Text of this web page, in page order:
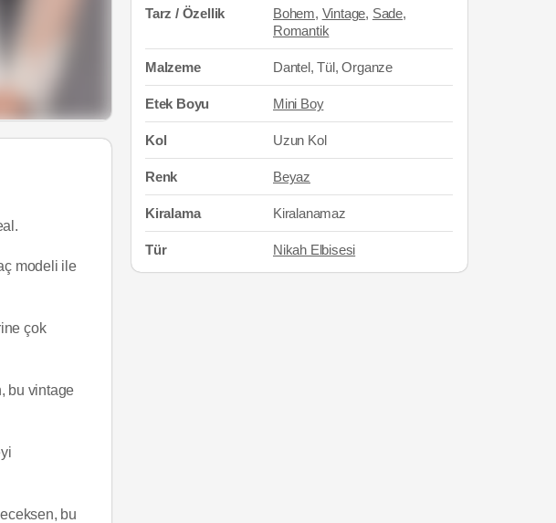
modeli ile
çok
bu vintage
bu
Tarz / Özellik Bohem, Vintage, Sade,
Romantik
Malzeme Dantel, Tül, Organze
Etek Boyu Mini Boy
Kol Uzun Kol
Renk Beyaz
Kiralama Kiralanamaz
Tür Nikah Elbisesi